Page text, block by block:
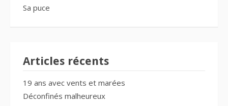
Sa puce
Articles récents
19 ans avec vents et marées
Déconfinés malheureux